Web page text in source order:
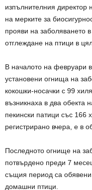
изпълнителния
на мерките за
прояви на заболяването
отглеждане на птици в
В началото на февруари
установени огнища на
кокошки-носачки с 99
възникнаха в два обекта
пекински патици със 166
регистрирано вчера, е в
Последното огнище на
потвърдено преди 7
същия период са
домашни птици.